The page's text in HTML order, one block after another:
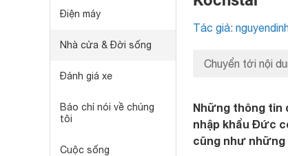
Điện máy
Nhà cửa & Đời sống
Đánh giá xe
Báo chí nói về chúng
tôi
Cuộc sống
Tác giả:
Chuyển tới nội
Những thông tin
nhập khẩu Đức
cũng như những